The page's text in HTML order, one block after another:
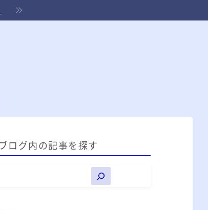
ログ内の記事を探す